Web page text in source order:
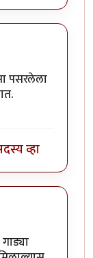
पसरलेला
व्हा